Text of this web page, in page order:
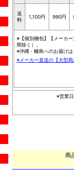
送
料
1,100円 990円
※【個別梱包】【メーカ
県除く）。
※沖縄・離島へのお届けは
※メーカー直送の【大型
※営業
商